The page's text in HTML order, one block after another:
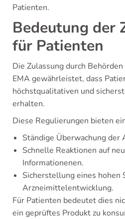
Patienten.
Bedeutung der
für Patienten
Die Zulassung durch
EMA gewährleistet, dass
höchstqualitativen und
erhalten.
Diese Regulierungen bieten
Ständige Überwachung
Schnelle Reaktionen auf
Informationenen.
Sicherstellung eines hohen
Arzneimittelentwicklung.
Für Patienten bedeutet dies
ein geprüftes Produkt zu